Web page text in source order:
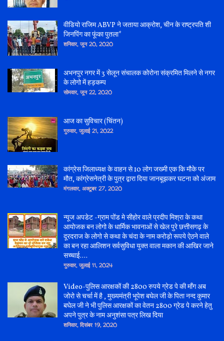
वीडियो राजिम ABVP ने जताया आक्रोश, चीन के राष्ट्रपति शी
जिनपिंग का फूंका पुतला*
शनिवार, जून 20, 2020
अभनपुर नगर में 3 सेलून संचालक कोरोना संक्रमित मिलने से नगर
के लोगो में हड़कम्प
सोमवार, जून 22, 2020
आज का सुविचार (चिंतन)
गुरुवार, जुलाई 21, 2022
कांग्रेस जिलाध्यक्ष के वाहन से 10 लोग जख्मी एक कि मौके पर
मौत, कांग्रेसनेत्री के पुत्र द्वारा दिया जानबूझकर घटना को अंजाम
मंगलवार, अक्टूबर 27, 2020
न्यूज अपडेट -ग्राम पोंड मे सीहोर वाले प्रदीप मिश्रा के कथा
आयोजक बन लोगो के धार्मिक भावनाओं से खेल पुरे छत्तीसगढ़ के
दूरदराज के लोगो से कथा के चंदा के नाम करोड़ो रूपये ऐठने वाले
का बन रहा आलिशन सर्वसुविधा युक्त वाला मकान की आखिर जाने
सच्चाई....
गुरुवार, जुलाई 11, 2024
Video-पुलिस आरक्षकों की 2800 रुपये ग्रेड पे की माँग अब
जोरो से चर्चा में है , मुख्यमंत्री भूपेश बघेल जी के पिता नन्द कुमार
बघेल जी ने भी पुलिस आरक्षकों का वेतन 2800 ग्रेड पे करने हेतु
अपने पुत्र के नाम अनुशंसा पत्र लिख दिया
शनिवार, दिसंबर 19, 2020